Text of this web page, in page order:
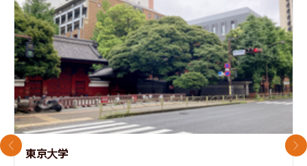
東京大学
前のスライド 次